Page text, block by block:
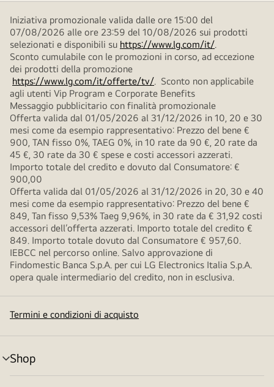
Iniziativa promozionale valida dalle ore 15:00 del
07/08/2026 alle ore 23:59 del 10/08/2026 sui prodotti
selezionati e disponibili su https://www.lg.com/it/.
Sconto cumulabile con le promozioni in corso, ad eccezione
dei prodotti della promozione
https://www.lg.com/it/offerte/tv/. Sconto non applicabile
agli utenti Vip Program e Corporate Benefits
Messaggio pubblicitario con finalità promozionale
Offerta valida dal 01/05/2026 al 31/12/2026 in 10, 20 e 30
mesi come da esempio rappresentativo: Prezzo del bene €
900, TAN fisso 0%, TAEG 0%, in 10 rate da 90 €, 20 rate da
45 €, 30 rate da 30 € spese e costi accessori azzerati.
Importo totale del credito e dovuto dal Consumatore: €
900,00
Offerta valida dal 01/05/2026 al 31/12/2026 in 20, 30 e 40
mesi come da esempio rappresentativo: Prezzo del bene €
849, Tan fisso 9,53% Taeg 9,96%, in 30 rate da € 31,92 costi
accessori dell’offerta azzerati. Importo totale del credito €
849. Importo totale dovuto dal Consumatore € 957,60.
IEBCC nel percorso online. Salvo approvazione di
Findomestic Banca S.p.A. per cui LG Electronics Italia S.p.A.
opera quale intermediario del credito, non in esclusiva.
Termini e condizioni di acquisto
Shop
Attivazione
menu